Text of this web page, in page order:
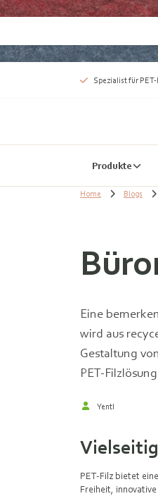
Spezialist für
Produkte
Home Blogs
Eine
wird aus
Gestaltung
PET-
Yentl
PET-Filz bietet
Freiheit,